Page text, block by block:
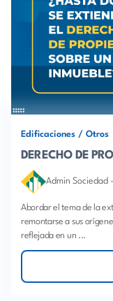
Edificaciones / Otros
DERECHO DE
Admin Sociedad -
Abordar el tema de la
remontarse a sus
reflejada en un ...